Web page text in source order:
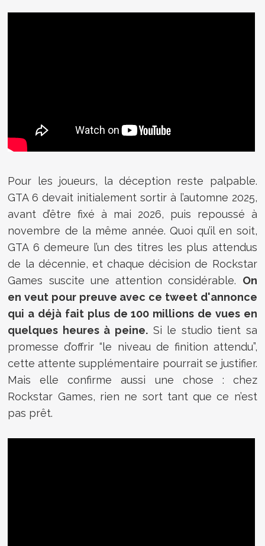
Pour les joueurs, la déception reste palpable.
GTA 6 devait initialement sortir à l’automne 2025,
avant d’être fixé à mai 2026, puis repoussé à
novembre de la même année. Quoi qu’il en soit,
GTA 6 demeure l’un des titres les plus attendus
de la décennie, et chaque décision de Rockstar
Games suscite une attention considérable. On
en veut pour preuve avec ce tweet d'annonce
qui a déjà fait plus de 100 millions de vues en
quelques heures à peine.Si le studio tient sa
promesse d’offrir “le niveau de finition attendu”,
cette attente supplémentaire pourrait se justifier.
Mais elle confirme aussi une chose : chez
Rockstar Games, rien ne sort tant que ce n’est
pas prêt.